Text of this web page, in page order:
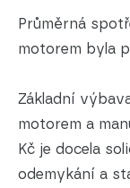
Průměrná
motorem byla
Základní
motorem a
Kč je docela
odemykání a